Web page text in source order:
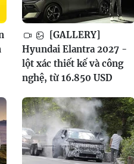
[GALLERY]
Hyundai Elantra 2027 -
lột xác thiết kế và công
nghệ, từ 16.850 USD